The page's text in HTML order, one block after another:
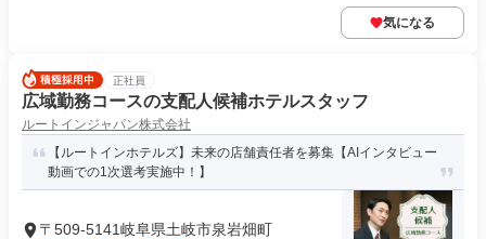
気になる
正社員
広域勤務コースの支配人候補ホテルスタッフ
ルートインジャパン株式会社
【ルートインホテルズ】未来の店舗責任者を募集【AIインタビュー
動画での1次選考実施中！】
〒509-5141岐阜県土岐市泉岩畑町